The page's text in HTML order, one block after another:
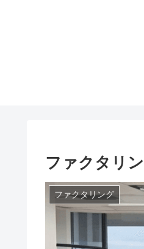
ファクタリ
ファクタリング